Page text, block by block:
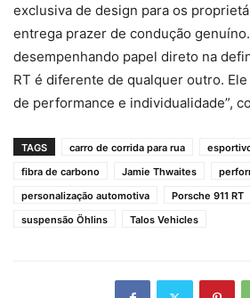
exclusiva de design para os
entrega prazer de condução
desempenhando papel direto na
RT é diferente de qualquer outro.
de performance e individualidade”,
TAGS carro de corrida para rua
fibra de carbono
Jamie Thwaites
personalização automotiva
Porsche 911 RT
suspensão Öhlins
Talos Vehicles